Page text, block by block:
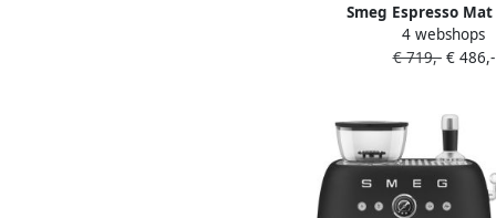
Smeg Espresso
BCC12BLMEU |
4 webshops
€ 719,-€ 486,-